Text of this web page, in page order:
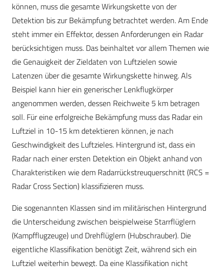
können, muss die gesamte Wirkungskette von der
Detektion bis zur Bekämpfung betrachtet werden. Am Ende
steht immer ein Effektor, dessen Anforderungen ein Radar
berücksichtigen muss. Das beinhaltet vor allem Themen wie
die Genauigkeit der Zieldaten von Luftzielen sowie
Latenzen über die gesamte Wirkungskette hinweg. Als
Beispiel kann hier ein generischer Lenkflugkörper
angenommen werden, dessen Reichweite 5 km betragen
soll. Für eine erfolgreiche Bekämpfung muss das Radar ein
Luftziel in 10-15 km detektieren können, je nach
Geschwindigkeit des Luftzieles. Hintergrund ist, dass ein
Radar nach einer ersten Detektion ein Objekt anhand von
Charakteristiken wie dem Radarrückstreuquerschnitt (RCS =
Radar Cross Section) klassifizieren muss.
Die sogenannten Klassen sind im militärischen Hintergrund
die Unterscheidung zwischen beispielweise Starrflüglern
(Kampfflugzeuge) und Drehflüglern (Hubschrauber). Die
eigentliche Klassifikation benötigt Zeit, während sich ein
Luftziel weiterhin bewegt. Da eine Klassifikation nicht